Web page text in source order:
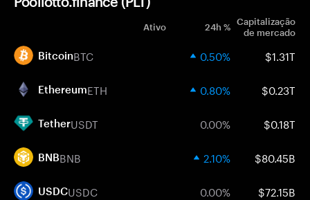
Ativo 24h % Capitalização
de mercado
BitcoinBTC 0.50% $1.31T
EthereumETH 0.80% $0.23T
TetherUSDT 0.00% $0.18T
BNBBNB 2.10% $80.45B
USDCUSDC 0.00% $72.15B